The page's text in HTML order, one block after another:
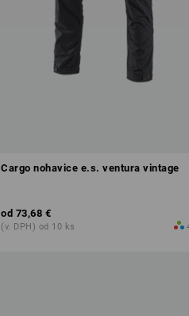
Cargo nohavice e.s. ventura vintage
od 73,68 €
(v. DPH) od 10 ks